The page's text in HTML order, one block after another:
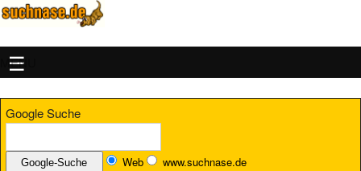
MENU
Google Suche
Web www.suchnase.de